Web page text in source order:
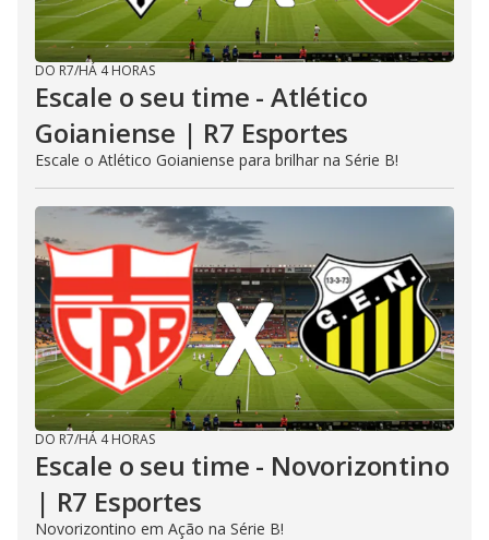
DO R7/HÁ 4 HORAS
Escale o seu time - Atlético
Goianiense | R7 Esportes
Escale o Atlético Goianiense para brilhar na Série B!
DO R7/HÁ 4 HORAS
Escale o seu time - Novorizontino
| R7 Esportes
Novorizontino em Ação na Série B!